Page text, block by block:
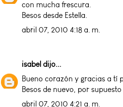
con mucha frescura.
Besos desde Estella.
abril 07, 2010 4:18 a. m.
isabel dijo...
Bueno corazón y gracias a tí
Besos de nuevo, por supuesto
abril 07, 2010 4:21 a. m.